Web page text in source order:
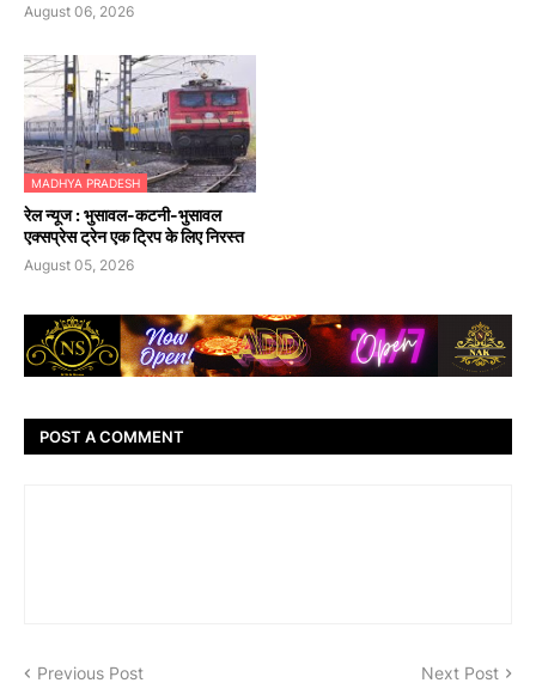
August 06, 2026
MADHYA PRADESH
रेल न्यूज : भुसावल-कटनी-भुसावल
एक्सप्रेस ट्रेन एक ट्रिप के लिए निरस्त
August 05, 2026
POST A COMMENT
Previous Post Next Post